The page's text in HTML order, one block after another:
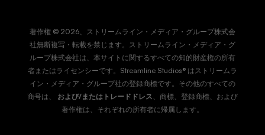
著作権 © 2026、ストリームライン・メディア・グループ株式会
社無断複写・転載を禁じます。ストリームライン・メディア・グ
ループ株式会社は、本サイトに関するすべての知的財産権の所有
者またはライセンシーです。Streamline Studios® はストリームラ
イン・メディア・グループ社の登録商標です。その他のすべての
商号は、 および/またはトレードドレス 、商標、登録商標、および
著作権は、それぞれの所有者に帰属します。